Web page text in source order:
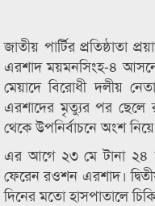
জাতীয় পার্টির প্রতিষ্ঠাতা
এরশাদ ময়মনসিংহ-৪
মেয়াদে বিরোধী দলীয়
এরশাদের মৃত্যুর পর
থেকে উপনির্বাচনে অংশ
এর আগে ২৩ মে টানা ২৪
ফেরেন রওশন এরশাদ।
দিনের মতো হাসপাতালে